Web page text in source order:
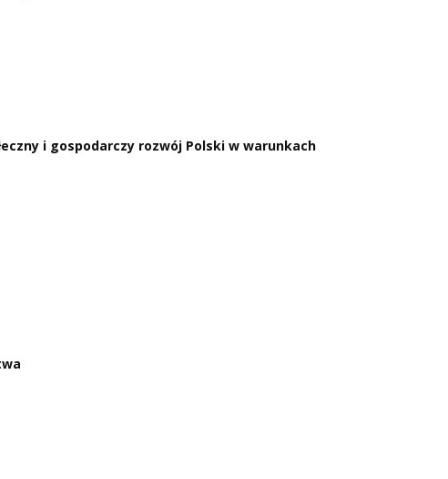
i gospodarczy rozwój Polski w warunkach